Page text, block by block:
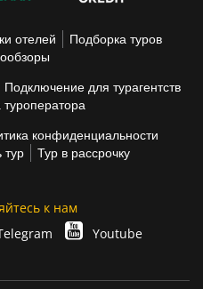
отелей
Подборка туров
Подключение для турагентств
туроператора
конфиденциальности
тур
Тур в рассрочку
к нам
Youtube